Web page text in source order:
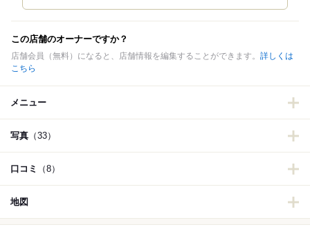
この店舗のオーナーですか？
店舗会員（無料）になると、店舗情報を編集することができます。 詳しくは
こちら
メニュー
写真 （33）
口コミ （8）
地図